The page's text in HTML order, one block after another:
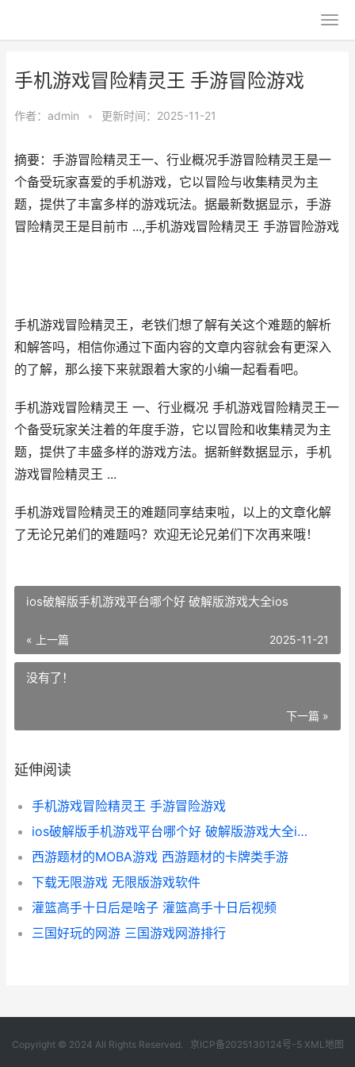
手机游戏冒险精灵王 手游冒险游戏
作者： admin • 更新时间：2025-11-21
摘要：手游冒险精灵王一、行业概况手游冒险精灵王是一
个备受玩家喜爱的手机游戏，它以冒险与收集精灵为主
题，提供了丰富多样的游戏玩法。据最新数据显示，手游
冒险精灵王是目前市 ...,手机游戏冒险精灵王 手游冒险游戏
手机游戏冒险精灵王，老铁们想了解有关这个难题的解析
和解答吗，相信你通过下面内容的文章内容就会有更深入
的了解，那么接下来就跟着大家的小编一起看看吧。
手机游戏冒险精灵王 一、行业概况 手机游戏冒险精灵王一
个备受玩家关注着的年度手游，它以冒险和收集精灵为主
题，提供了丰盛多样的游戏方法。据新鲜数据显示，手机
游戏冒险精灵王 ...
手机游戏冒险精灵王的难题同享结束啦，以上的文章化解
了无论兄弟们的难题吗？欢迎无论兄弟们下次再来哦！
ios破解版手机游戏平台哪个好 破解版游戏大全ios
« 上一篇 2025-11-21
没有了！
下一篇 »
延伸阅读
手机游戏冒险精灵王 手游冒险游戏
ios破解版手机游戏平台哪个好 破解版游戏大全ios
西游题材的MOBA游戏 西游题材的卡牌类手游
下载无限游戏 无限版游戏软件
灌篮高手十日后是啥子 灌篮高手十日后视频
三国好玩的网游 三国游戏网游排行
Copyright © 2024 All Rights Reserved. 京ICP备2025130124号-5 XML地图